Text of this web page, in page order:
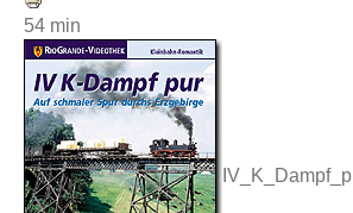
54 min